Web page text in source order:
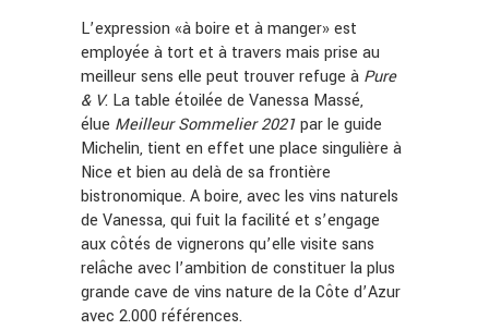
L’expression «à boire et à manger» est
employée à tort et à travers mais prise au
meilleur sens elle peut trouver refuge à Pure
& V. La table étoilée de Vanessa Massé,
élue Meilleur Sommelier 2021par le guide
Michelin, tient en effet une place singulière à
Nice et bien au delà de sa frontière
bistronomique. A boire, avec les vins naturels
de Vanessa, qui fuit la facilité et s’engage
aux côtés de vignerons qu’elle visite sans
relâche avec l’ambition de constituer la plus
grande cave de vins nature de la Côte d’Azur
avec 2.000 références.